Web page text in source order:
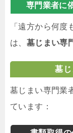
専門業者に
「遠方から何
は、 墓じまい専
墓じ
墓じまい専門業
ています：